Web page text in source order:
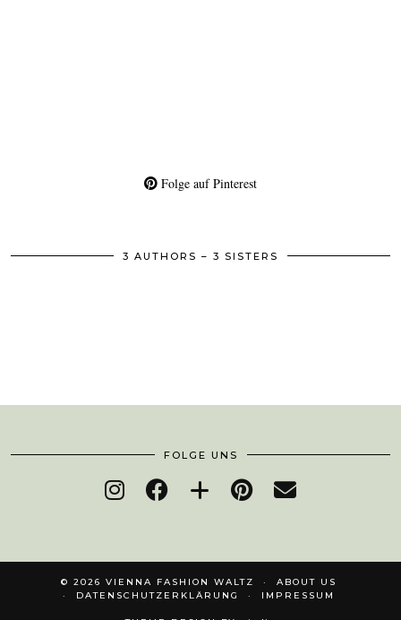
Folge auf Pinterest
3 AUTHORS – 3 SISTERS
FOLGE UNS
© 2026 VIENNA FASHION WALTZ
ABOUT US
DATENSCHUTZERKLÄRUNG
IMPRESSUM